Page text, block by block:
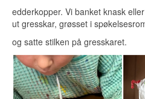
edderkopper. Vi banket knask
ut gresskar, grøsset i
og satte stilken på gresskaret.